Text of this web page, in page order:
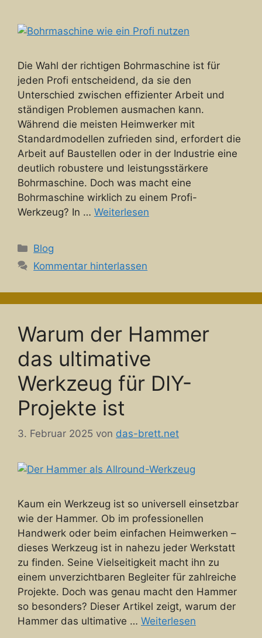
Die Wahl der richtigen Bohrmaschine ist für
jeden Profi entscheidend, da sie den
Unterschied zwischen effizienter Arbeit und
ständigen Problemen ausmachen kann.
Während die meisten Heimwerker mit
Standardmodellen zufrieden sind, erfordert die
Arbeit auf Baustellen oder in der Industrie eine
deutlich robustere und leistungsstärkere
Bohrmaschine. Doch was macht eine
Bohrmaschine wirklich zu einem Profi-
Werkzeug? In … Weiterlesen
Kategorien
Blog
Kommentar hinterlassen
Warum der Hammer
das ultimative
Werkzeug für DIY-
Projekte ist
3. Februar 2025 von das-brett.net
Kaum ein Werkzeug ist so universell einsetzbar
wie der Hammer. Ob im professionellen
Handwerk oder beim einfachen Heimwerken –
dieses Werkzeug ist in nahezu jeder Werkstatt
zu finden. Seine Vielseitigkeit macht ihn zu
einem unverzichtbaren Begleiter für zahlreiche
Projekte. Doch was genau macht den Hammer
so besonders? Dieser Artikel zeigt, warum der
Hammer das ultimative … Weiterlesen